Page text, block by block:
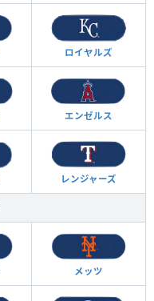
ロイヤルズ
エンゼルス
レンジャーズ
メッツ